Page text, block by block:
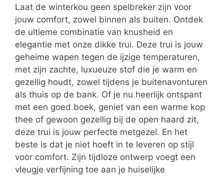
Laat de winterkou geen spelbreker zijn voor
jouw comfort, zowel binnen als buiten. Ontdek
de ultieme combinatie van knusheid en
elegantie met onze dikke trui. Deze trui is jouw
geheime wapen tegen de ijzige temperaturen,
met zijn zachte, luxueuze stof die je warm en
gezellig houdt, zowel tijdens je buitenavonturen
als thuis op de bank. Of je nu heerlijk ontspant
met een goed boek, geniet van een warme kop
thee of gewoon gezellig bij de open haard zit,
deze trui is jouw perfecte metgezel. En het
beste is dat je niet hoeft in te leveren op stijl
voor comfort. Zijn tijdloze ontwerp voegt een
vleugje verfijning toe aan je huiselijke